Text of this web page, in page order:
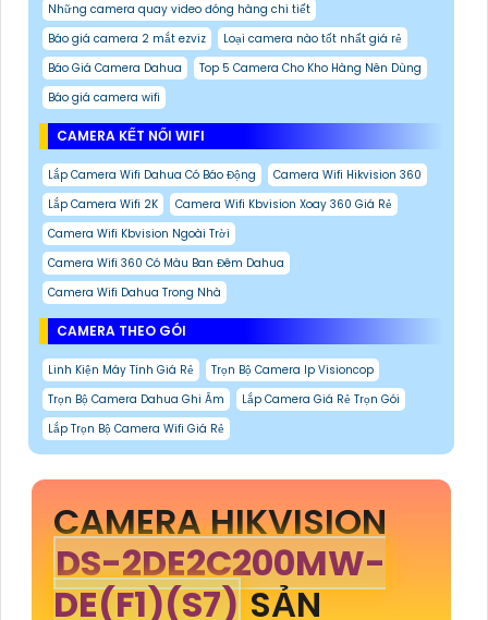
Những camera quay video đóng hàng chi tiết
Báo giá camera 2 mắt ezviz
Loại camera nào tốt nhất giá rẻ
Báo Giá Camera Dahua
Top 5 Camera Cho Kho Hàng Nên Dùng
Báo giá camera wifi
CAMERA KẾT NỐI WIFI
Lắp Camera Wifi Dahua Có Báo Động
Camera Wifi Hikvision 360
Lắp Camera Wifi 2K
Camera Wifi Kbvision Xoay 360 Giá Rẻ
Camera Wifi Kbvision Ngoài Trời
Camera Wifi 360 Có Màu Ban Đêm Dahua
Camera Wifi Dahua Trong Nhà
CAMERA THEO GÓI
Linh Kiện Máy Tính Giá Rẻ
Trọn Bộ Camera Ip Visioncop
Trọn Bộ Camera Dahua Ghi Âm
Lắp Camera Giá Rẻ Trọn Gói
Lắp Trọn Bộ Camera Wifi Giá Rẻ
CAMERA HIKVISION
DS-2DE2C200MW-
DE(F1)(S7)SẢN